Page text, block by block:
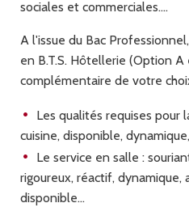
sociales et commerciales....
A l'issue du Bac
en B.T.S. Hôtellerie (Option
complémentaire de votre
Les qualités requises pour
cuisine, disponible,
Le service en salle :
rigoureux, réactif,
disponible...